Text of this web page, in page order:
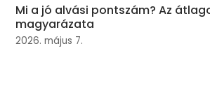
Mi a jó alvási pontszám? Az
magyarázata
2026. május 7.